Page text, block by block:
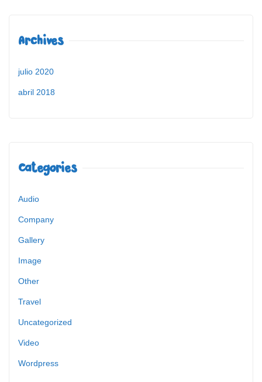
Archives
julio 2020
abril 2018
Categories
Audio
Company
Gallery
Image
Other
Travel
Uncategorized
Video
Wordpress